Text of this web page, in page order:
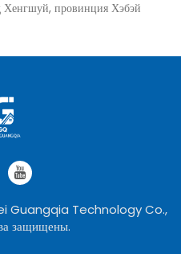
провинция Хэбэй
Guangqia Technology Co.,
защищены.